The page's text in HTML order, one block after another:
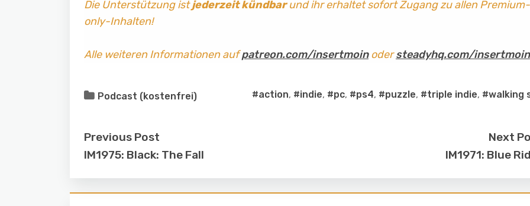
Die Unterstützung istjederzeit kündbarund ihr erhaltet sofort Zugang zu allen Premium-
only-Inhalten!
Alle weiteren Informationen aufpatreon.com/insertmoinodersteadyhq.com/insertmoin
Podcast (kostenfrei) #action, #indie, #pc, #ps4, #puzzle, #triple indie, #walking
Previous Post
IM1975: Black: The Fall
Next
IM1971: Blue